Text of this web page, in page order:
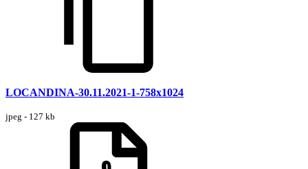
LOCANDINA-30.11.2021-1-758x1024
jpeg - 127 kb